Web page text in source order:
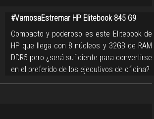
#VamosaEstremar HP Elitebook 845 G9
Compacto y poderoso es este Elitebook de
HP que llega con 8 núcleos y 32GB de RAM
DDR5 pero ¿será suficiente para convertirse
en el preferido de los ejecutivos de oficina?